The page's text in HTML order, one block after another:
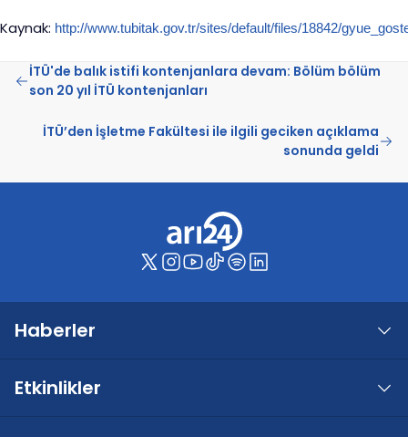
Kaynak: http://www.tubitak.gov.tr/sites/default/files/18842/
İTÜ'de balık istifi kontenjanlara devam: Bölüm bölüm
son 20 yıl İTÜ kontenjanları
İTÜ’den İşletme Fakültesi ile ilgili geciken açıklama
sonunda geldi
Haberler
Etkinlikler